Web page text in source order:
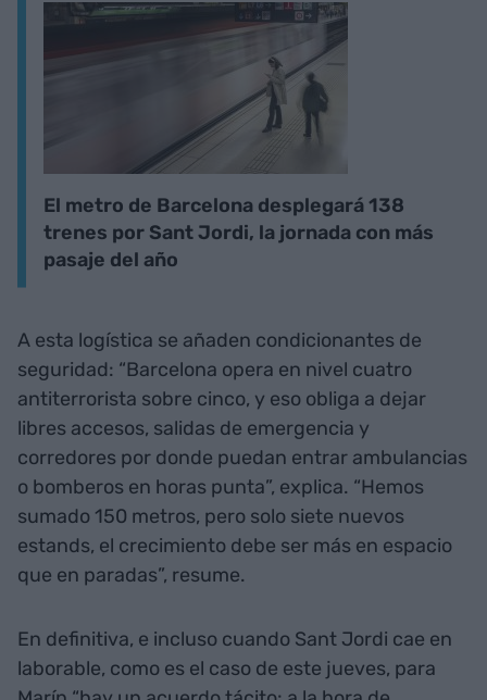
El metro de Barcelona desplegará 138
trenes por Sant Jordi, la jornada con más
pasaje del año
A esta logística se añaden condicionantes de
seguridad: “Barcelona opera en nivel cuatro
antiterrorista sobre cinco, y eso obliga a dejar
libres accesos, salidas de emergencia y
corredores por donde puedan entrar ambulancias
o bomberos en horas punta”, explica. “Hemos
sumado 150 metros, pero solo siete nuevos
estands, el crecimiento debe ser más en espacio
que en paradas”, resume.
En definitiva, e incluso cuando Sant Jordi cae en
laborable, como es el caso de este jueves, para